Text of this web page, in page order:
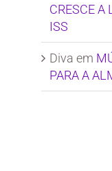
CRESCE A
ISS
Diva em
PARA A